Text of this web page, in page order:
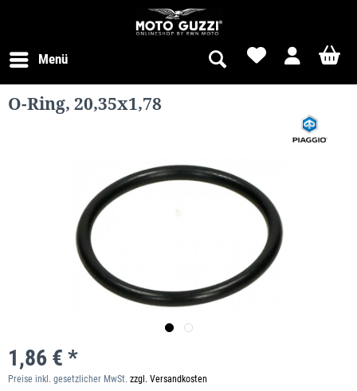
Menü
O-Ring, 20,35x1,78
1,86 € *
Preise inkl. gesetzlicher MwSt. zzgl. Versandkosten